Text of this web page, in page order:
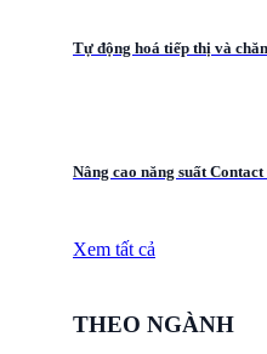
Tự động hoá tiếp thị và
Nâng cao năng suất
Xem tất cả
THEO NGÀNH